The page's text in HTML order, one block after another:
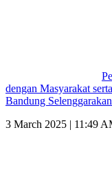
dengan Masyarakat
Bandung
3 March 2025 | 11:49